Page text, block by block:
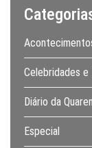
Celebridades e
Diário da
Especial